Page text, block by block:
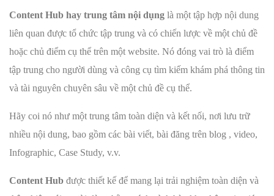
Content Hub hay trung tâm nội dụng là một tập hợp nội dung
liên quan được tổ chức tập trung và có chiến lược về một chủ đề
hoặc chủ điểm cụ thể trên một website. Nó đóng vai trò là điểm
tập trung cho người dùng và công cụ tìm kiếm khám phá thông tin
và tài nguyên chuyên sâu về một chủ đề cụ thể.
Hãy coi nó như một trung tâm toàn diện và kết nối, nơi lưu trữ
nhiều nội dung, bao gồm các bài viết, bài đăng trên blog , video,
Infographic, Case Study, v.v.
Content Hub được thiết kế để mang lại trải nghiệm toàn diện và